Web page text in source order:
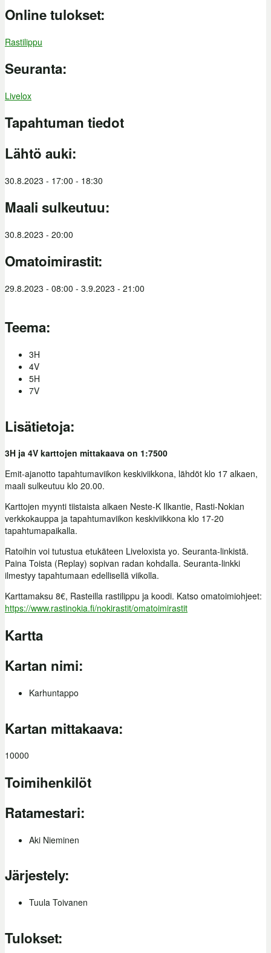
Online tulokset:
Rastilippu
Seuranta:
Livelox
Tapahtuman tiedot
Lähtö auki:
30.8.2023 - 17:00 - 18:30
Maali sulkeutuu:
30.8.2023 - 20:00
Omatoimirastit:
29.8.2023 - 08:00 - 3.9.2023 - 21:00
Teema:
3H
4V
5H
7V
Lisätietoja:
3H ja 4V karttojen mittakaava on 1:7500
Emit-ajanotto tapahtumaviikon keskiviikkona, lähdöt klo 17 alkaen,
maali sulkeutuu klo 20.00.
Karttojen myynti tiistaista alkaen Neste-K Ilkantie, Rasti-Nokian
verkkokauppa ja tapahtumaviikon keskiviikkona klo 17-20
tapahtumapaikalla.
Ratoihin voi tutustua etukäteen Liveloxista yo. Seuranta-linkistä.
Paina Toista (Replay) sopivan radan kohdalla. Seuranta-linkki
ilmestyy tapahtumaan edellisellä viikolla.
Karttamaksu 8€, Rasteilla rastilippu ja koodi. Katso omatoimiohjeet:
https://www.rastinokia.fi/nokirastit/omatoimirastit
Kartta
Kartan nimi:
Karhuntappo
Kartan mittakaava:
10000
Toimihenkilöt
Ratamestari:
Aki Nieminen
Järjestely:
Tuula Toivanen
Tulokset: